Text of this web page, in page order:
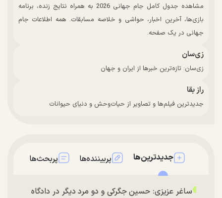
مشاهده جدول کامل جام جهانی 2026 به همراه نتایج زنده، برنامه
بازی‌ها، آخرین اخبار، حواشی و خلاصه مسابقات. همه اطلاعات جام
جهانی در یک صفحه.
زی‌سان
زی‌سان: تازه‌ترین خبرها از ایران و جهان
راز بقا
جدیدترین فیلم‌ها و تصاویر از حیات‌وحش و دنیای حیوانات
جدیدترین‌ها پربیننده‌ها پربحث‌ها
ساغر عزیزی: حسین جگرکی و دو مرد دیگر در دادگاه